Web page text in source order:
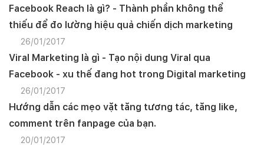
Facebook Reach là gì? - Thành phần không thể
thiếu để đo lường hiệu quả chiến dịch marketing
26/01/2017
Viral Marketing là gì - Tạo nội dung Viral qua
Facebook - xu thế đang hot trong Digital marketing
26/01/2017
Hướng dẫn các mẹo vặt tăng tương tác, tăng like,
comment trên fanpage của bạn.
20/01/2017